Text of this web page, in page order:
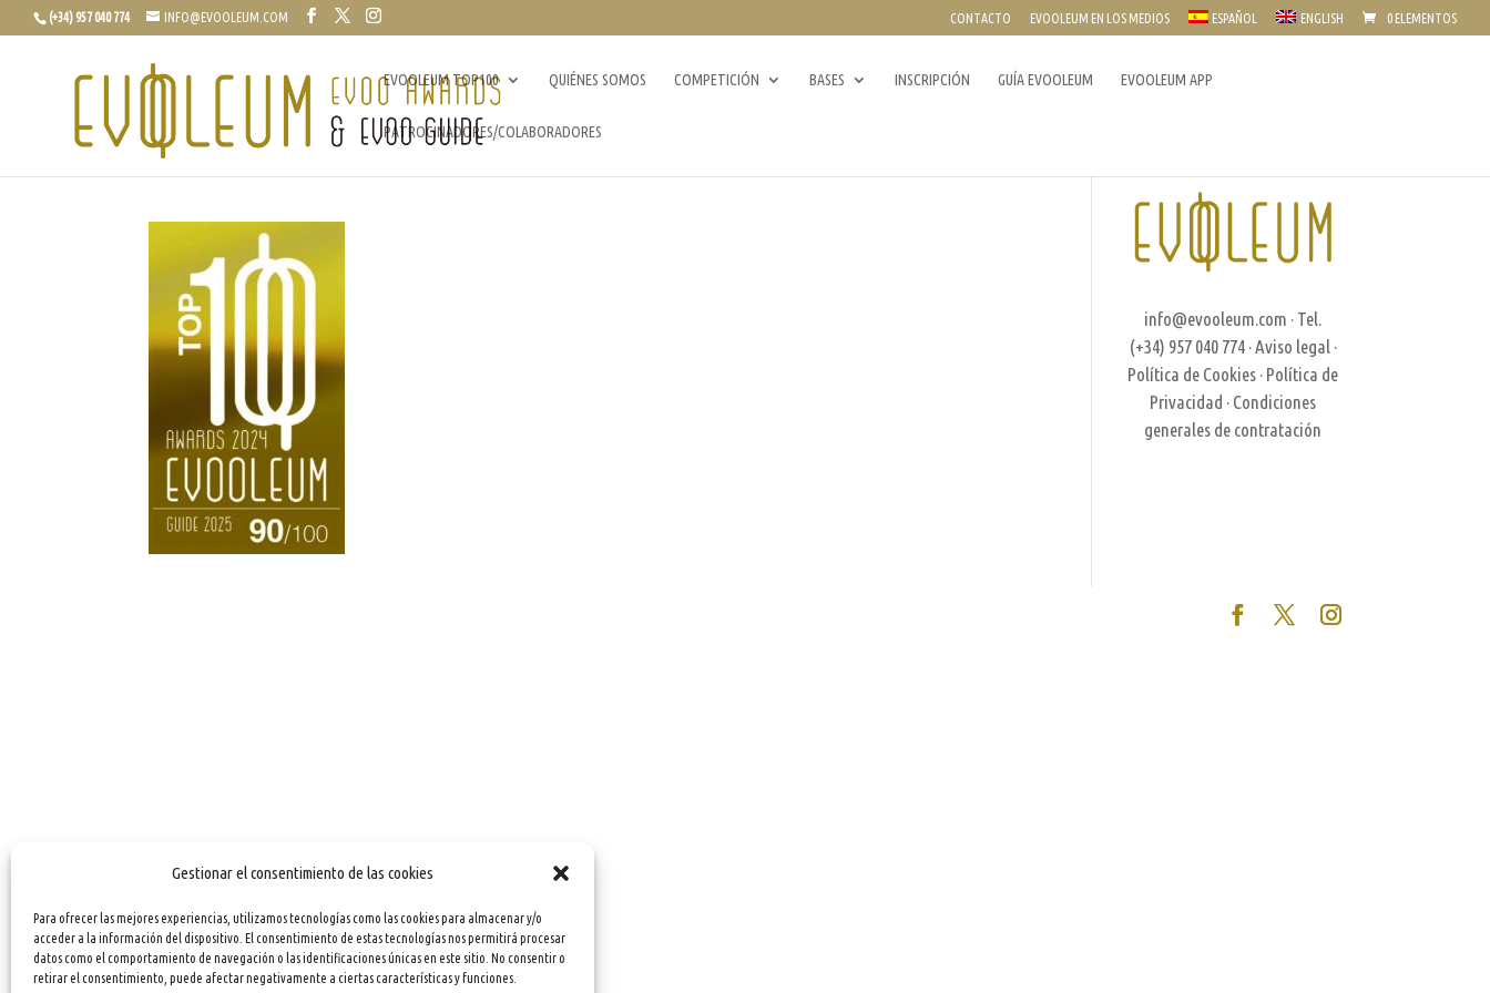
Gestionar el consentimiento de las cookies
Para ofrecer las mejores experiencias, utilizamos tecnologías como las cookies para almacenar y/o
acceder a la información del dispositivo. El consentimiento de estas tecnologías nos permitirá procesar
datos como el comportamiento de navegación o las identificaciones únicas en este sitio. No consentir o
retirar el consentimiento, puede afectar negativamente a ciertas características y funciones.
(+34) 957 040 774 INFO@EVOOLEUM.COM CONTACTO EVOOLEUM EN LOS MEDIOS ESPAÑOL ENGLISH 0 ELEMENTOS
EVOOLEUM TOP100 QUIÉNES SOMOS COMPETICIÓN BASES INSCRIPCIÓN GUÍA EVOOLEUM EVOOLEUM APP
PATROCINADORES/COLABORADORES
info@evooleum.com · Tel.
(+34) 957 040 774 · Aviso legal ·
Política de Cookies · Política de
Privacidad · Condiciones
generales de contratación